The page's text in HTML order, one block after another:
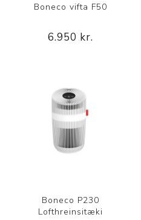
Boneco vifta F50
6.950 kr.
Boneco P230
Lofthreinsitæki